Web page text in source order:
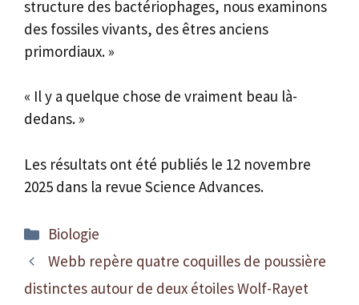
structure des bactériophages, nous examinons
des fossiles vivants, des êtres anciens
primordiaux. »
« Il y a quelque chose de vraiment beau là-
dedans. »
Les résultats ont été publiés le 12 novembre
2025 dans la revue Science Advances.
Catégories
Biologie
Webb repère quatre coquilles de poussière
distinctes autour de deux étoiles Wolf-Rayet